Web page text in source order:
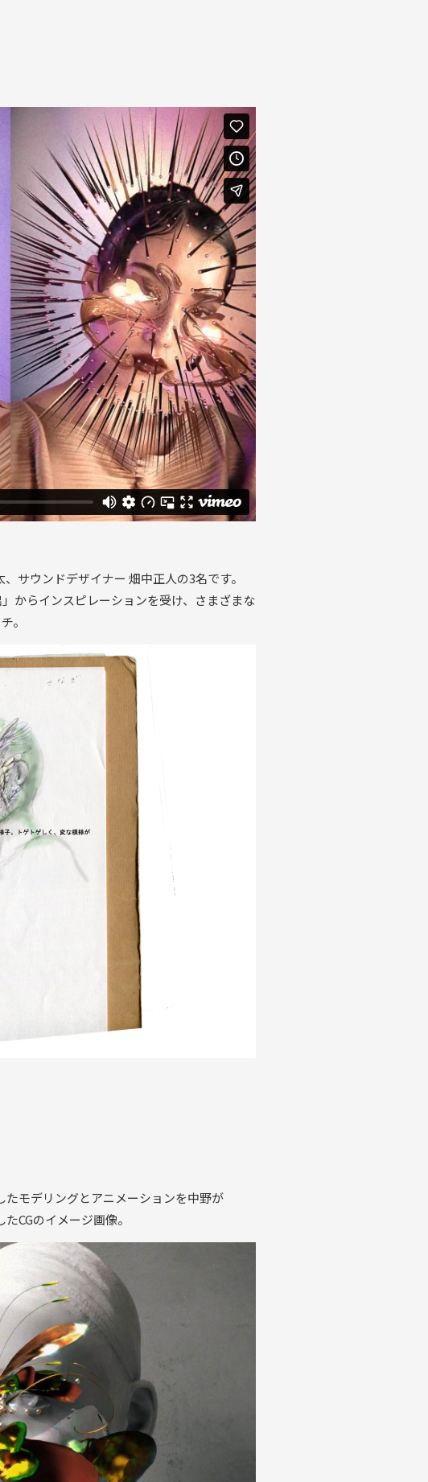
サウンドデザイナー 畑中正人の3名です。
からインスピレーションを受け、さまざまな
。
たモデリングとアニメーションを中野が
CGのイメージ画像。